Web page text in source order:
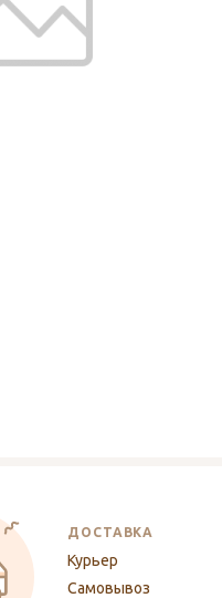
ДОСТАВКА
Курьер
Самовывоз